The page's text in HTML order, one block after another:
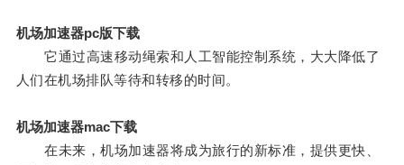
机场加速器pc版下载
它通过高速移动绳索和人工智能控制系统，大大降低了
人们在机场排队等待和转移的时间。
机场加速器mac下载
在未来，机场加速器将成为旅行的新标准，提供更快、